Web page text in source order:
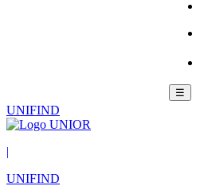
☰
UNIFIND
|
UNIFIND